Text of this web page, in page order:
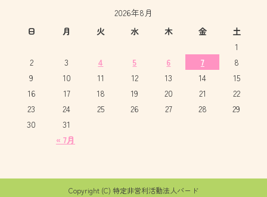
2026年8月
日
月 火 水 木 金 土
« 7月
1
2
3 4 5 6 7
8
9
10 11 12 13 14
15
16
17 18 19 20 21
22
23
24 25 26 27 28
29
30
31
Copyright (C) 特定非営利活動法人バード